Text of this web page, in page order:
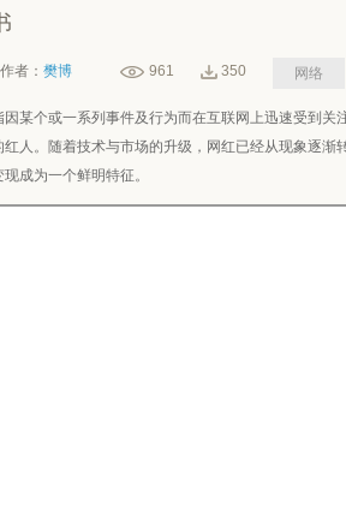
作者： 樊博 961 350 网络
某个或一系列事件及行为而在互联网上迅速受到关
人。随着技术与市场的升级，网红已经从现象逐渐
成为一个鲜明特征。